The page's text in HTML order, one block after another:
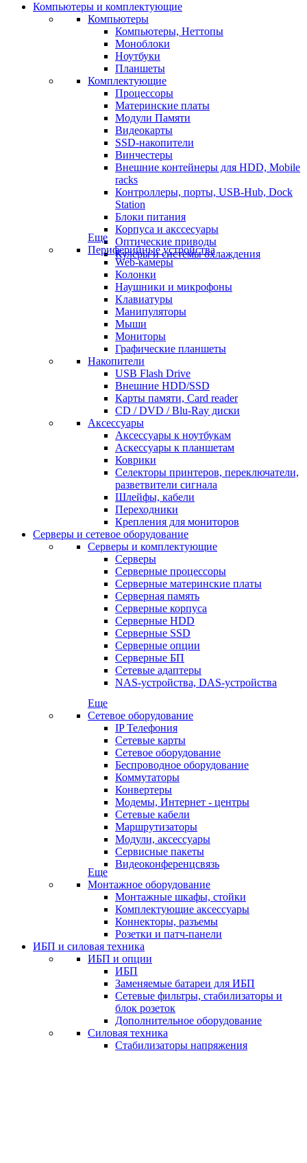
Компьютеры и комплектующие
Компьютеры
Компьютеры, Неттопы
Моноблоки
Ноутбуки
Планшеты
Комплектующие
Процессоры
Материнские платы
Модули Памяти
Видеокарты
SSD-накопители
Винчестеры
Внешние контейнеры для HDD, Mobile
racks
Контроллеры, порты, USB-Hub, Dock
Station
Блоки питания
Корпуса и акссесуары
Оптические приводы
Кулеры и системы охлаждения
Еще
Периферийные устройства
Web-камеры
Колонки
Наушники и микрофоны
Клавиатуры
Манипуляторы
Мыши
Мониторы
Графические планшеты
Накопители
USB Flash Drive
Внешние HDD/SSD
Карты памяти, Card reader
CD / DVD / Blu-Ray диски
Аксессуары
Аксессуары к ноутбукам
Аскессуары к планшетам
Коврики
Селекторы принтеров, переключатели,
разветвители сигнала
Шлейфы, кабели
Переходники
Крепления для мониторов
Серверы и сетевое оборудование
Серверы и комплектующие
Серверы
Серверные процессоры
Серверные материнские платы
Серверная память
Серверные корпуса
Серверные HDD
Серверные SSD
Серверные опции
Серверные БП
Сетевые адаптеры
NAS-устройства, DAS-устройства
Еще
Сетевое оборудование
IP Телефония
Сетевые карты
Сетевое оборудование
Беспроводное оборудование
Коммутаторы
Конвертеры
Модемы, Интернет - центры
Сетевые кабели
Маршрутизаторы
Модули, аксессуары
Сервисные пакеты
Видеоконференцсвязь
Еще
Монтажное оборудование
Монтажные шкафы, стойки
Комплектующие аксессуары
Коннекторы, разъемы
Розетки и патч-панели
ИБП и силовая техника
ИБП и опции
ИБП
Заменяемые батареи для ИБП
Сетевые фильтры, стабилизаторы и
блок розеток
Дополнительное оборудование
Силовая техника
Стабилизаторы напряжения